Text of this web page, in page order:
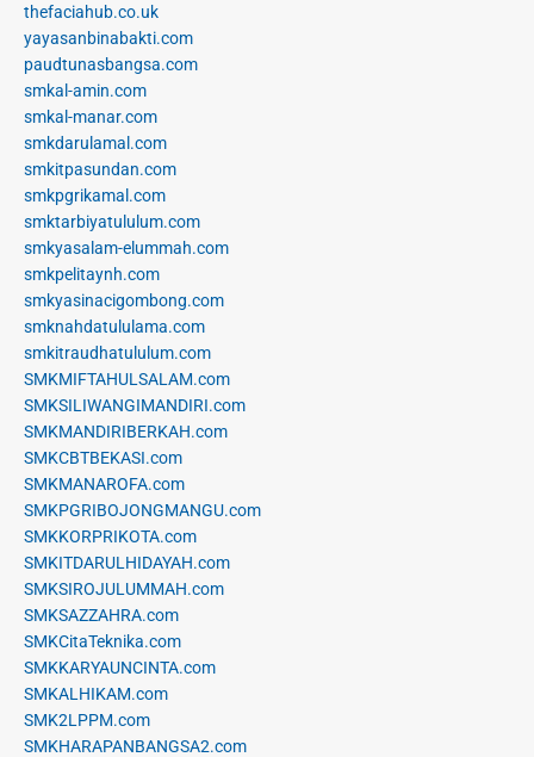
thefaciahub.co.uk
yayasanbinabakti.com
paudtunasbangsa.com
smkal-amin.com
smkal-manar.com
smkdarulamal.com
smkitpasundan.com
smkpgrikamal.com
smktarbiyatululum.com
smkyasalam-elummah.com
smkpelitaynh.com
smkyasinacigombong.com
smknahdatululama.com
smkitraudhatululum.com
SMKMIFTAHULSALAM.com
SMKSILIWANGIMANDIRI.com
SMKMANDIRIBERKAH.com
SMKCBTBEKASI.com
SMKMANAROFA.com
SMKPGRIBOJONGMANGU.com
SMKKORPRIKOTA.com
SMKITDARULHIDAYAH.com
SMKSIROJULUMMAH.com
SMKSAZZAHRA.com
SMKCitaTeknika.com
SMKKARYAUNCINTA.com
SMKALHIKAM.com
SMK2LPPM.com
SMKHARAPANBANGSA2.com